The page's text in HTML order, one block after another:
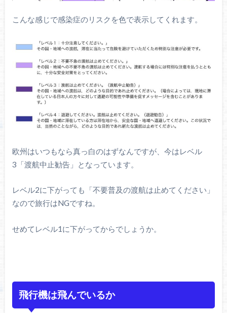
こんな感じで感染症のリスクを色で表示してくれます。
欧州はいつもなら真っ白のはずなんですが、今はレベル
3「渡航中止勧告」となっています。
レベル2に下がっても「不要普及の渡航は止めてください」
なので旅行はNGですね。
せめてレベル1に下がってからでしょうか。
飛行機は飛んでいるか